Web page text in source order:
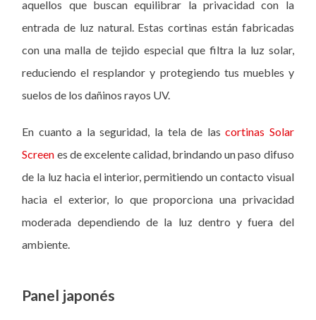
aquellos que buscan equilibrar la privacidad con la
entrada de luz natural. Estas cortinas están fabricadas
con una malla de tejido especial que filtra la luz solar,
reduciendo el resplandor y protegiendo tus muebles y
suelos de los dañinos rayos UV.
En cuanto a la seguridad, la tela de las cortinas Solar
Screen es de excelente calidad, brindando un paso difuso
de la luz hacia el interior, permitiendo un contacto visual
hacia el exterior, lo que proporciona una privacidad
moderada dependiendo de la luz dentro y fuera del
ambiente.
Panel japonés